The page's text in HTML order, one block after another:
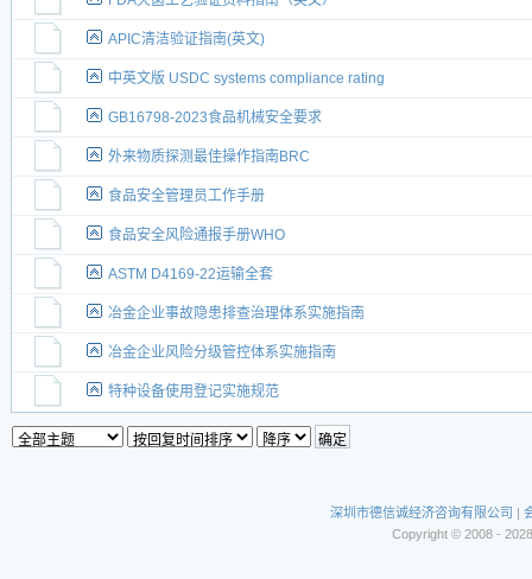
APIC清洁验证指南(英文)
中英文版 USDC systems compliance rating
GB16798-2023食品机械安全要求
外来物质探测最佳操作指南BRC
食品安全管理员工作手册
食品安全风险通报手册WHO
ASTM D4169-22运输全套
冶金企业事故隐患排查治理体系实施指南
冶金企业风险分级管控体系实施指南
特种设备使用登记实施规范
深圳市德信诚经济咨询有限公司 |
Copyright © 2008 -